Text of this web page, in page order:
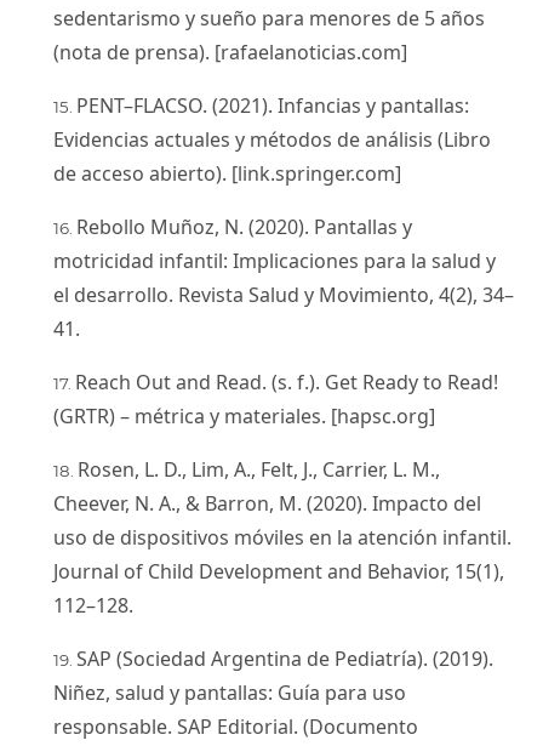
sedentarismo y sueño para menores de 5 años
(nota de prensa). [rafaelanoticias.com]
PENT–FLACSO. (2021). Infancias y pantallas:
Evidencias actuales y métodos de análisis (Libro
de acceso abierto). [link.springer.com]
Rebollo Muñoz, N. (2020). Pantallas y
motricidad infantil: Implicaciones para la salud y
el desarrollo. Revista Salud y Movimiento, 4(2), 34–
41.
Reach Out and Read. (s. f.). Get Ready to Read!
(GRTR) – métrica y materiales. [hapsc.org]
Rosen, L. D., Lim, A., Felt, J., Carrier, L. M.,
Cheever, N. A., & Barron, M. (2020). Impacto del
uso de dispositivos móviles en la atención infantil.
Journal of Child Development and Behavior, 15(1),
112–128.
SAP (Sociedad Argentina de Pediatría). (2019).
Niñez, salud y pantallas: Guía para uso
responsable. SAP Editorial. (Documento